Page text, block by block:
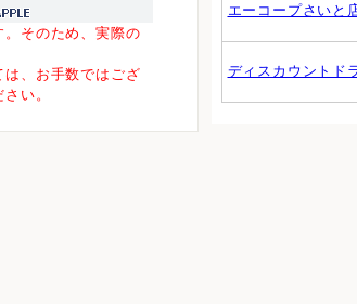
そのため、実際の
、お手数ではござ
い。
エーコープさいと
ディスカウントド